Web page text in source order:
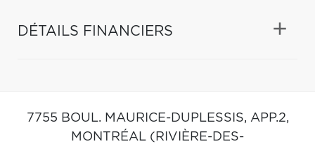
DÉTAILS FINANCIERS
7755 BOUL. MAURICE-DUPLESSIS, APP.2,
MONTRÉAL (RIVIÈRE-DES-